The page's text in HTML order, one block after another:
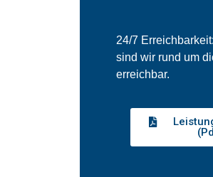
24/7
sind wir rund um
erreichbar.